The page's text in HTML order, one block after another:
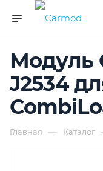
Модуль
J2534
Главная — Каталог